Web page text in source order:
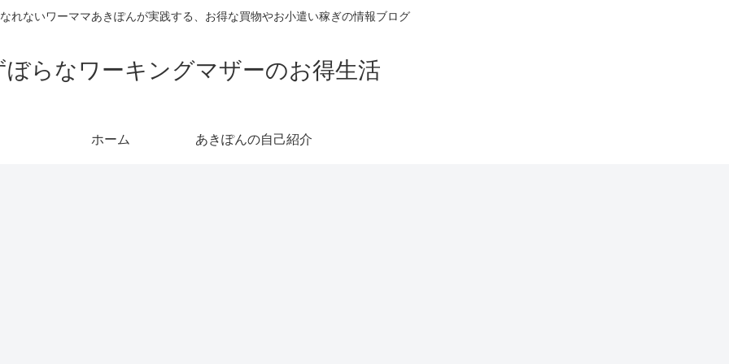
れないワーママあきぽんが実践する、お得な買物やお小遣い稼ぎの情報ブログ
ぼらなワーキングマザーのお得生活
ホーム あきぽんの自己紹介